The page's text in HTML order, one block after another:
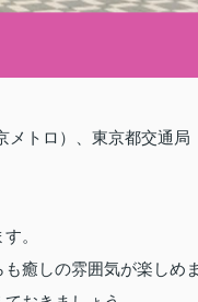
トロ）、東京都交通局
。
癒しの雰囲気が楽しめま